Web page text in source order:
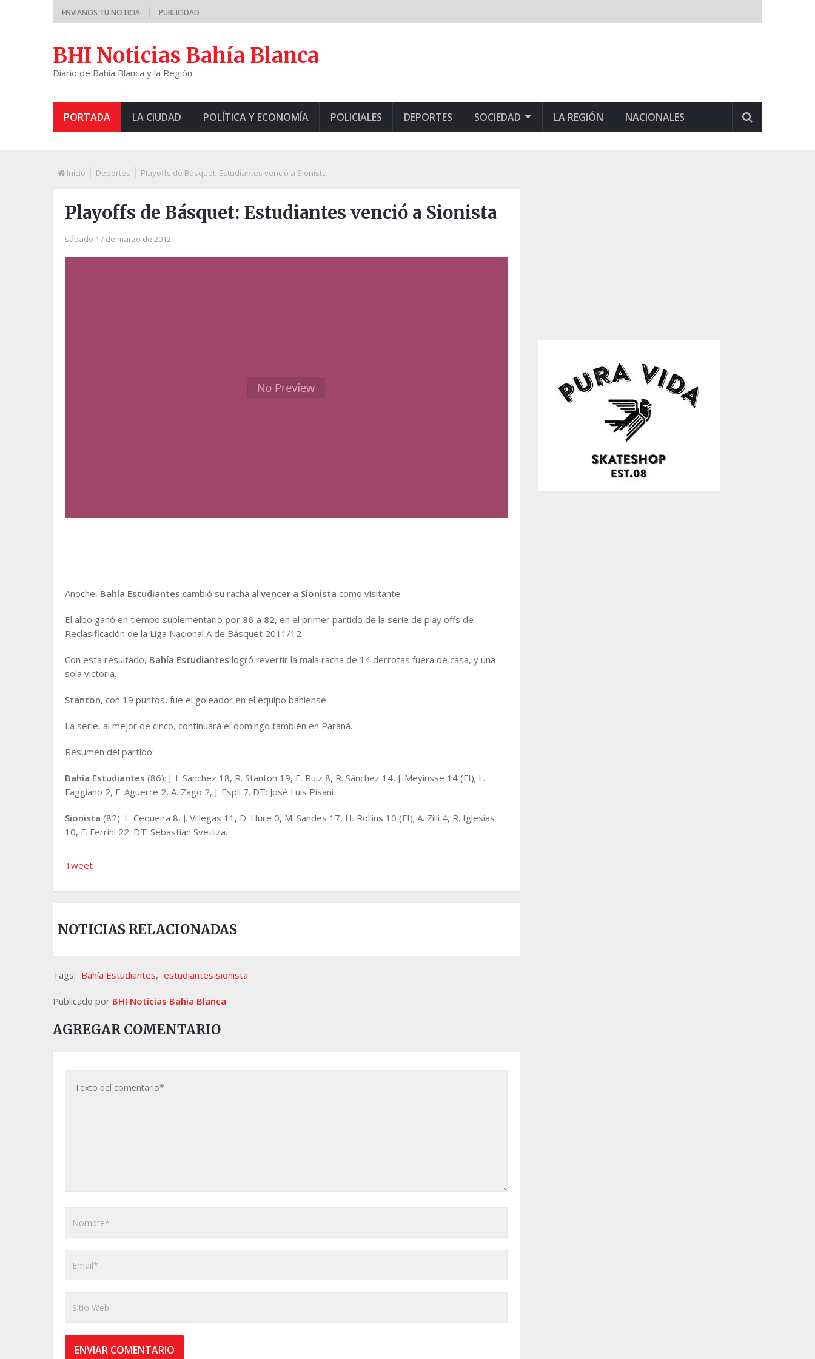
ENVIANOS TU NOTICIA PUBLICIDAD
BHI Noticias Bahía Blanca
Diario de Bahía Blanca y la Región.
PORTADA LA CIUDAD POLÍTICA Y ECONOMÍA POLICIALES DEPORTES SOCIEDAD LA REGIÓN NACIONALES
Inicio Deportes Playoffs de Básquet: Estudiantes venció a Sionista
Playoffs de Básquet: Estudiantes venció a Sionista
sábado 17 de marzo de 2012
Anoche, Bahía Estudiantes cambió su racha al vencer a Sionista como visitante.
El albo ganó en tiempo suplementario por 86 a 82, en el primer partido de la serie de play offs de
Reclasificación de la Liga Nacional A de Básquet 2011/12
Con esta resultado, Bahía Estudiantes logró revertir la mala racha de 14 derrotas fuera de casa, y una
sola victoria.
Stanton, con 19 puntos, fue el goleador en el equipo bahiense
La serie, al mejor de cinco, continuará el domingo también en Paraná.
Resumen del partido:
Bahía Estudiantes (86): J. I. Sánchez 18, R. Stanton 19, E. Ruiz 8, R. Sánchez 14, J. Meyinsse 14 (FI); L.
Faggiano 2, F. Aguerre 2, A. Zago 2, J. Espil 7. DT: José Luis Pisani.
Sionista (82): L. Cequeira 8, J. Villegas 11, D. Hure 0, M. Sandes 17, H. Rollins 10 (FI); A. Zilli 4, R. Iglesias
10, F. Ferrini 22. DT: Sebastián Svetliza.
Tweet
NOTICIAS RELACIONADAS
Tags: Bahía Estudiantes, estudiantes sionista
Publicado por BHI Noticias Bahia Blanca
AGREGAR COMENTARIO